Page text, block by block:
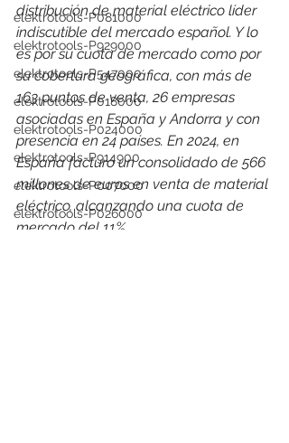
elektrotools-P081000
elektrotools-P929000
elektrotools-P547000
elektrotools-P018000
elektrotools-P024000
elektrotools-P914900
elektrotools-P007000
elektrotools-P026000
distribución de material eléctrico líder
indiscutible del mercado español. Y lo
es por su cuota de mercado como por
su cobertura geográfica, con más de
163 puntos de venta, 26 empresas
asociadas en España y Andorra y con
presencia en 24 países. En 2024, en
España facturó un consolidado de 566
millones de euros en venta de material
eléctrico, alcanzando una cuota de
mercado del 11%